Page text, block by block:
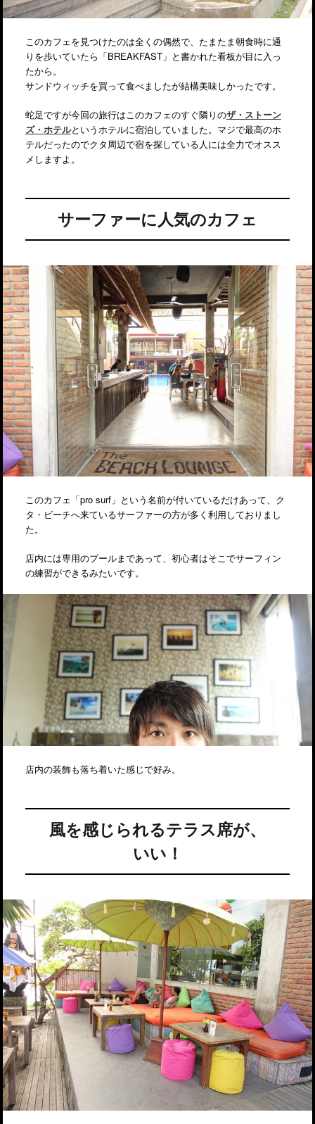
このカフェを見つけたのは全くの偶然で、たまたま朝食時に通
りを歩いていたら「BREAKFAST」と書かれた看板が目に入っ
たから。
サンドウィッチを買って食べましたが結構美味しかったです。
蛇足ですが今回の旅行はこのカフェのすぐ隣りのザ・ストーン
ズ・ホテルというホテルに宿泊していました。マジで最高のホ
テルだったのでクタ周辺で宿を探している人には全力でオスス
メしますよ。
サーファーに人気のカフェ
このカフェ「pro surf」という名前が付いているだけあって、ク
タ・ビーチへ来ているサーファーの方が多く利用しておりまし
た。
店内には専用のプールまであって、初心者はそこでサーフィン
の練習ができるみたいです。
店内の装飾も落ち着いた感じで好み。
風を感じられるテラス席が、
いい！